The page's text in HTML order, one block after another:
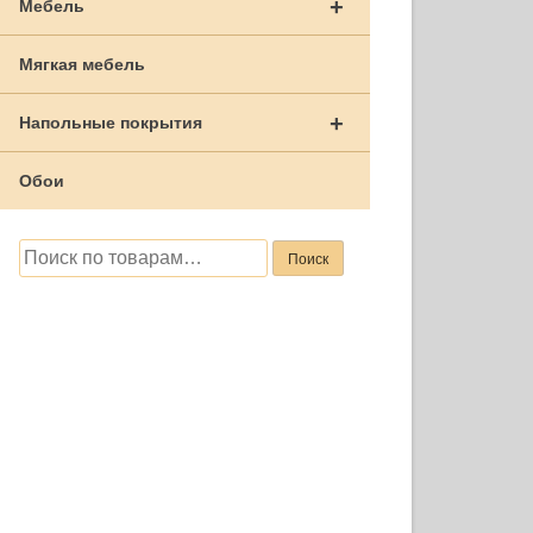
+
Мебель
Мягкая мебель
+
Напольные покрытия
Обои
Искать: Поиск